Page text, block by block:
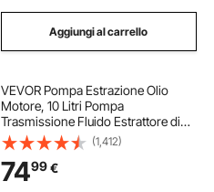
Aggiungi al carrello
VEVOR Pompa Estrazione Olio
Motore, 10 Litri Pompa
Trasmissione Fluido Estrattore di
Olio, 10L ATF Kit Cambio Olio
Manuale Sistema di Riempimento
Pompa del Liquido Strumento con
14 Adattatori Comuni
(1,412)
7499€